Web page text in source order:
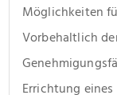
Möglichkeiten
Vorbehaltlich
Errichtung